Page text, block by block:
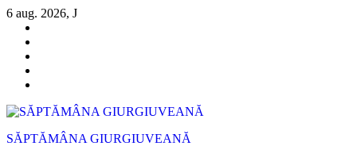
Sari
conținut
6 aug. 2026, J
SĂPTĂMÂNA GIURGIUVEANĂ